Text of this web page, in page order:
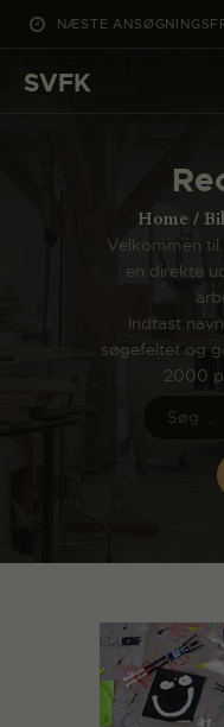
NÆSTE
SVFK
Home
Velkommen
en direkte
Indtast
søgefeltet og
2000
DET SKER
CHANNEL
ANSØG
OM SVFK
ENGLISH